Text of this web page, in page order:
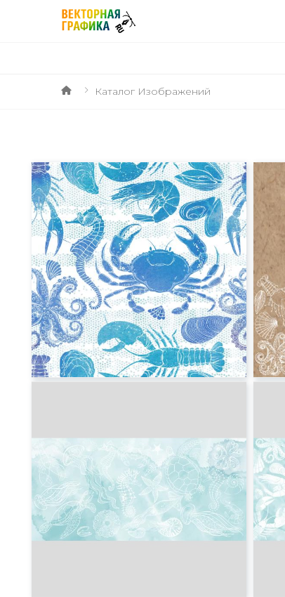
Каталог Изображений